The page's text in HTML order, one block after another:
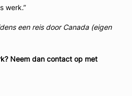
werk.”
een reis door Canada (eigen
Neem dan contact op met